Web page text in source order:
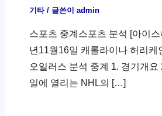
기타/ 글쓴이 admin
스포츠 중계스포츠 분석 [아이
년11월16일 캐롤라이나 허리케
오일러스 분석 중계 1. 경기개
일에 열리는 NHL의 […]